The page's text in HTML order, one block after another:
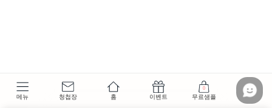
메뉴 청첩장 홈 이벤트
0
무료샘플